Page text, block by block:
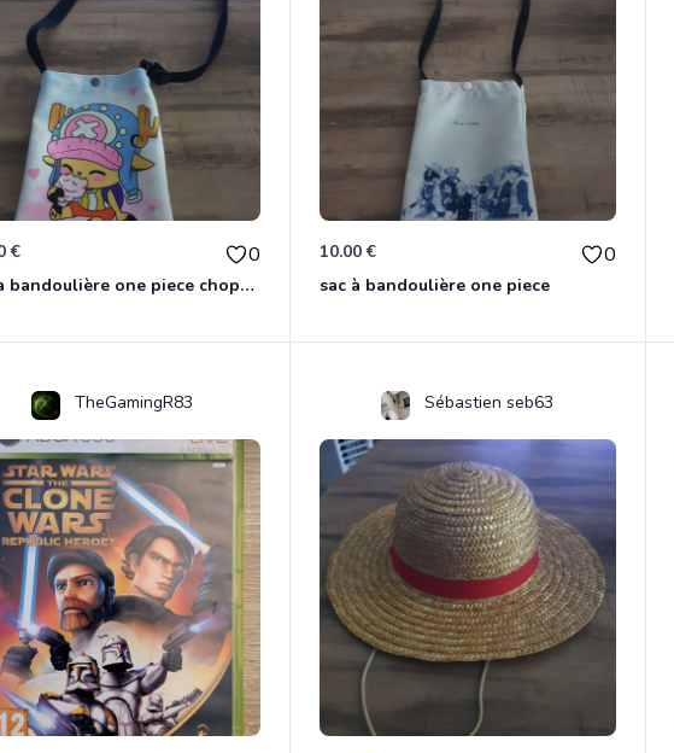
€ 0
sac à bandoulière one piece chopper
10.00 € 0
sac à bandoulière one piece
TheGamingR83 Sébastien seb63